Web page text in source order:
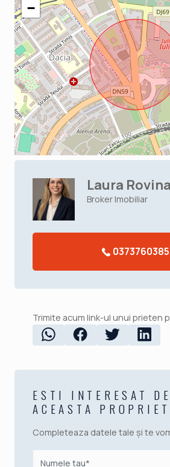
−
Laura
Broker Imobiliar
0373760385
Trimite acum link-ul unui prieten
ESTI INTERESAT DE
ACEASTA
Completeaza datele tale și te